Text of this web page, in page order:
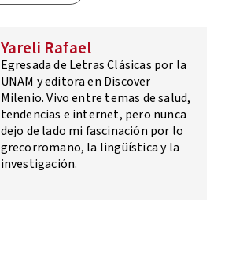
Yareli Rafael
Egresada de Letras Clásicas por la
UNAM y editora en Discover
Milenio. Vivo entre temas de salud,
tendencias e internet, pero nunca
dejo de lado mi fascinación por lo
grecorromano, la lingüística y la
investigación.